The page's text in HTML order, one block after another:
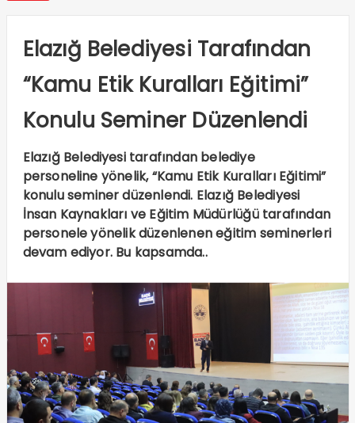
Elazığ Belediyesi Tarafından
“Kamu Etik Kuralları Eğitimi”
Konulu Seminer Düzenlendi
Elazığ Belediyesi tarafından belediye
personeline yönelik, “Kamu Etik Kuralları Eğitimi”
konulu seminer düzenlendi. Elazığ Belediyesi
İnsan Kaynakları ve Eğitim Müdürlüğü tarafından
personele yönelik düzenlenen eğitim seminerleri
devam ediyor. Bu kapsamda..